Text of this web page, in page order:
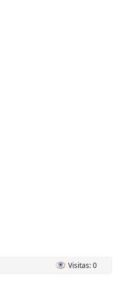
Visitas: 0